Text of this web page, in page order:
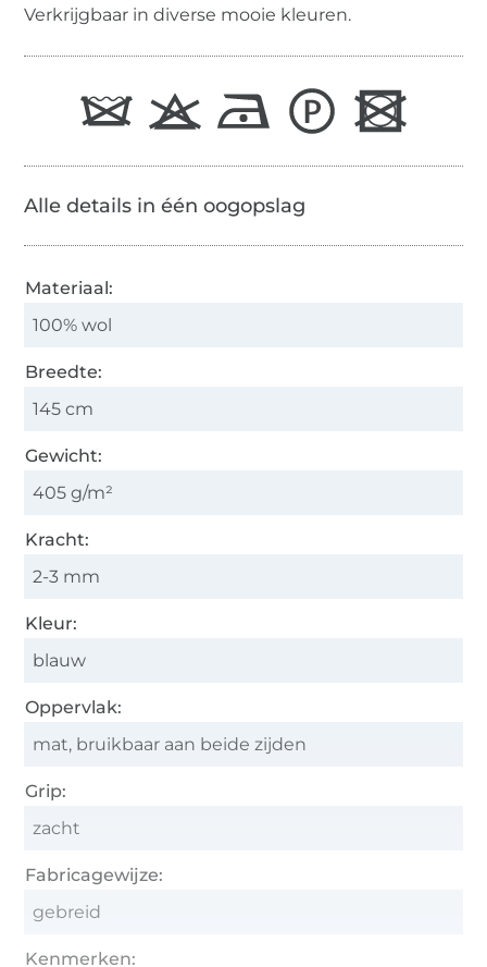
Verkrijgbaar in diverse mooie kleuren.
Alle details in één oogopslag
Materiaal:
100% wol
Breedte:
145 cm
Gewicht:
405 g/m²
Kracht:
2-3 mm
Kleur:
blauw
Oppervlak:
mat, bruikbaar aan beide zijden
Grip:
zacht
Fabricagewijze:
gebreid
Kenmerken: